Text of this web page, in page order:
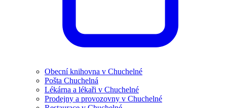
Obecní knihovna v Chuchelné
Pošta Chuchelná
Lékárna a lékaři v Chuchelné
Prodejny a provozovny v Chuchelné